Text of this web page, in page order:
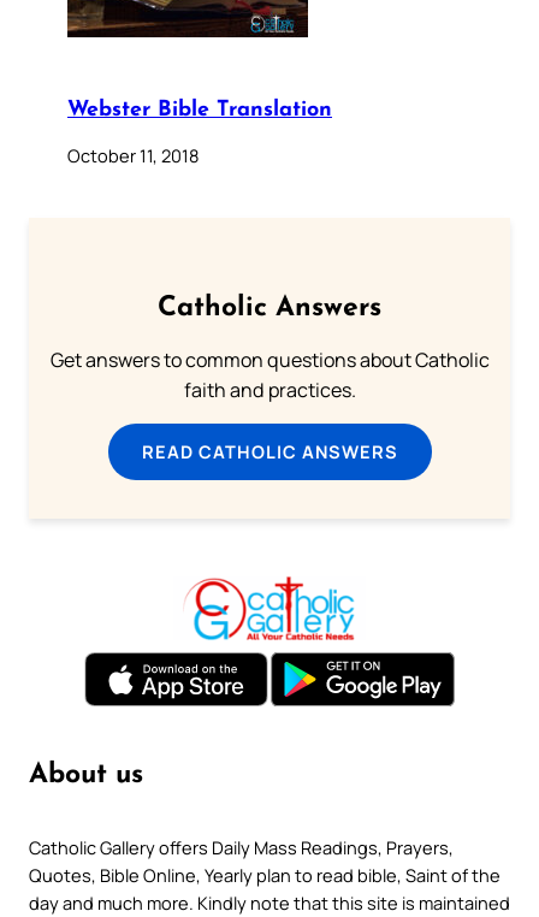
Webster Bible Translation
October 11, 2018
Catholic Answers
Get answers to common questions about Catholic
faith and practices.
READ CATHOLIC ANSWERS
About us
Catholic Gallery offers Daily Mass Readings, Prayers,
Quotes, Bible Online, Yearly plan to read bible, Saint of the
day and much more. Kindly note that this site is maintained